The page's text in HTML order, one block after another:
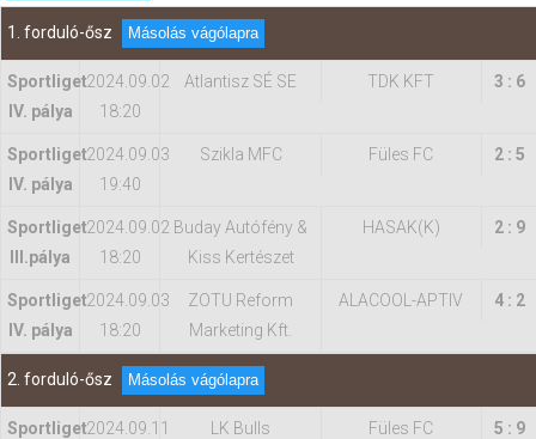
Szabadidő
Hasznos
1. forduló-ősz Másolás vágólapra
Sportliget
IV. pálya
2024.09.02
18:20
Atlantisz SÉ SE TDK KFT 3 : 6
Sportliget
IV. pálya
2024.09.03
19:40
Szikla MFC Füles FC 2 : 5
Sportliget
IIl.pálya
2024.09.02
18:20
Buday Autófény &
Kiss Kertészet
HASAK(K) 2 : 9
Sportliget
IV. pálya
2024.09.03
18:20
ZOTU Reform
Marketing Kft.
ALACOOL-APTIV 4 : 2
2. forduló-ősz Másolás vágólapra
Sportliget2024.09.11
LK Bulls Füles FC 5 : 9